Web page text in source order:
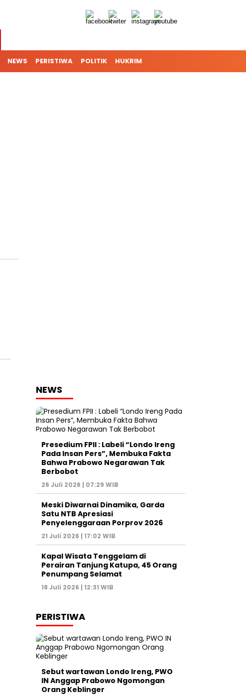
NEWS PERISTIWA POLITIK HUKRIM
NEWS
Presedium FPII : Labeli “Londo Ireng
Pada Insan Pers”, Membuka Fakta
Bahwa Prabowo Negarawan Tak
Berbobot
26 Juli 2026 | 07:29 WIB
Meski Diwarnai Dinamika, Garda
Satu NTB Apresiasi
Penyelenggaraan Porprov 2026 ‎
21 Juli 2026 | 17:02 WIB
Kapal Wisata Tenggelam di
Perairan Tanjung Katupa, 45 Orang
Penumpang Selamat
18 Juli 2026 | 12:31 WIB
PERISTIWA
Sebut wartawan Londo Ireng, PWO
IN Anggap Prabowo Ngomongan
Orang Keblinger